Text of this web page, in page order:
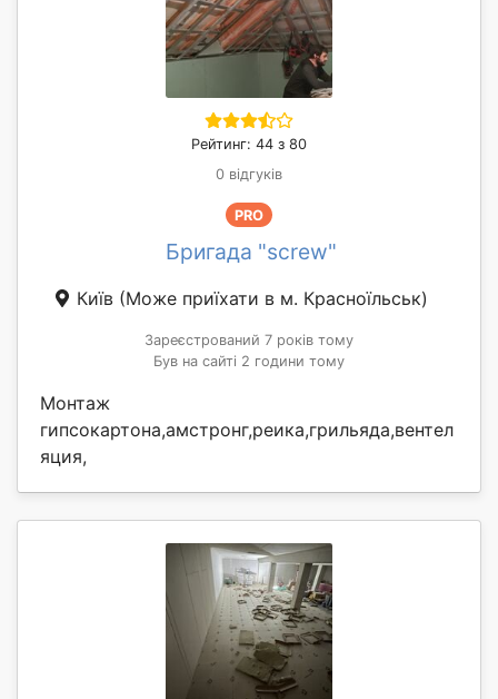
Рейтинг: 44 з 80
0 відгуків
PRO
Бригада "screw"
Київ (Може приїхати в м. Красноїльськ)
Зареєстрований 7 років тому
Був на сайті 2 години тому
Монтаж
гипсокартона,амстронг,реика,грильяда,вентел
яция,